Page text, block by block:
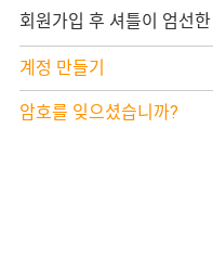
회원가입 후 셔틀이 엄선
계정 만들기
암호를 잊으셨습니까?